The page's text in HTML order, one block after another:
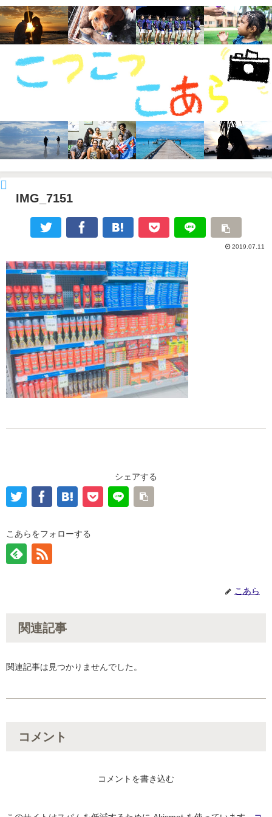
IMG_7151
2019.07.11
シェアする
こあらをフォローする
こあら
関連記事
関連記事は見つかりませんでした。
コメント
コメントを書き込む